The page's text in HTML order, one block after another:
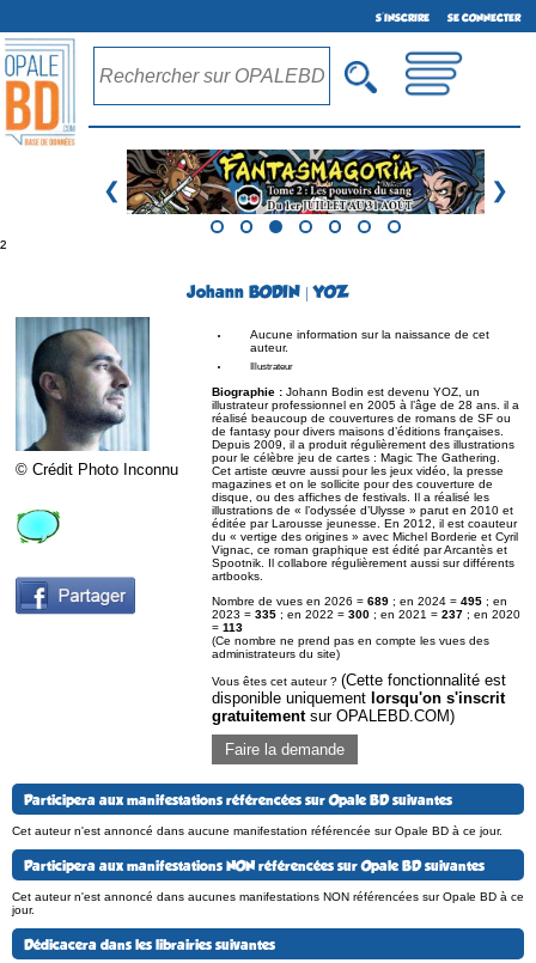
S'INSCRIRE SE CONNECTER
❮ ❯
²
Johann BODIN | YOZ
© Crédit Photo Inconnu
Aucune information sur la naissance de cet
auteur.
Illustrateur
Biographie : Johann Bodin est devenu YOZ, un
illustrateur professionnel en 2005 à l’âge de 28 ans. il a
réalisé beaucoup de couvertures de romans de SF ou
de fantasy pour divers maisons d’éditions françaises.
Depuis 2009, il a produit régulièrement des illustrations
pour le célèbre jeu de cartes : Magic The Gathering.
Cet artiste œuvre aussi pour les jeux vidéo, la presse
magazines et on le sollicite pour des couverture de
disque, ou des affiches de festivals. Il a réalisé les
illustrations de « l’odyssée d’Ulysse » parut en 2010 et
éditée par Larousse jeunesse. En 2012, il est co­auteur
du « vertige des origines » avec Michel Borderie et Cyril
Vignac, ce roman graphique est édité par Arcantès et
Spootnik. Il collabore régulièrement aussi sur différents
artbooks.
Nombre de vues en 2026 = 689 ; en 2024 = 495 ; en
2023 = 335 ; en 2022 = 300 ; en 2021 = 237 ; en 2020
= 113
(Ce nombre ne prend pas en compte les vues des
administrateurs du site)
Vous êtes cet auteur ? (Cette fonctionnalité est
disponible uniquement lorsqu'on s'inscrit
gratuitementsur OPALEBD.COM)
Faire la demande
Participera aux manifestations référencées sur Opale BD suivantes
Cet auteur n'est annoncé dans aucune manifestation référencée sur Opale BD à ce jour.
Participera aux manifestations NON référencées sur Opale BD suivantes
Cet auteur n'est annoncé dans aucunes manifestations NON référencées sur Opale BD à ce
jour.
Dédicacera dans les librairies suivantes